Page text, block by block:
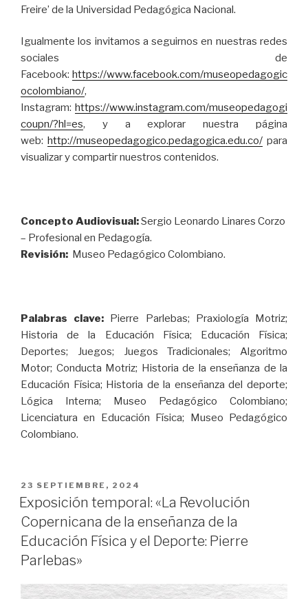
Freire’ de la Universidad Pedagógica Nacional.
Igualmente los invitamos a seguirnos en nuestras redes
sociales de
Facebook: https://www.facebook.com/museopedagogic
ocolombiano/,
Instagram: https://www.instagram.com/museopedagogi
coupn/?hl=es, y a explorar nuestra página
web: http://museopedagogico.pedagogica.edu.co/ para
visualizar y compartir nuestros contenidos.
Concepto Audiovisual:Sergio Leonardo Linares Corzo
– Profesional en Pedagogía.
Revisión: Museo Pedagógico Colombiano.
Palabras clave: Pierre Parlebas; Praxiología Motriz;
Historia de la Educación Física; Educación Física;
Deportes; Juegos; Juegos Tradicionales; Algoritmo
Motor; Conducta Motriz; Historia de la enseñanza de la
Educación Física; Historia de la enseñanza del deporte;
Lógica Interna; Museo Pedagógico Colombiano;
Licenciatura en Educación Física; Museo Pedagógico
Colombiano.
PUBLICADO
EL
23 SEPTIEMBRE, 2024
Exposición temporal: «La Revolución
Copernicana de la enseñanza de la
Educación Física y el Deporte: Pierre
Parlebas»